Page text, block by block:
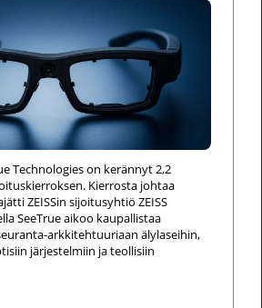
Technologies on kerännyt 2,2
Kierrosta johtaa
ZEISSin sijoitusyhtiö ZEISS
SeeTrue aikoo kaupallistaa
arkkitehtuuriaan älylaseihin,
järjestelmiin ja teollisiin